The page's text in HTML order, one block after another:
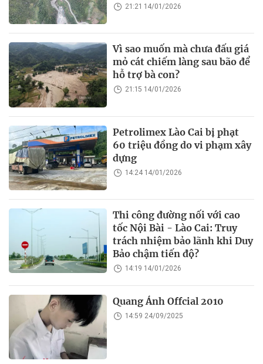
21:21 14/01/2026
Vì sao muốn mà chưa đấu giá
mỏ cát chiếm làng sau bão để
hỗ trợ bà con?
21:15 14/01/2026
Petrolimex Lào Cai bị phạt
60 triệu đồng do vi phạm xây
dựng
14:24 14/01/2026
Thi công đường nối với cao
tốc Nội Bài - Lào Cai: Truy
trách nhiệm bảo lãnh khi Duy
Bảo chậm tiến độ?
14:19 14/01/2026
Quang Ánh Offcial 2010
14:59 24/09/2025